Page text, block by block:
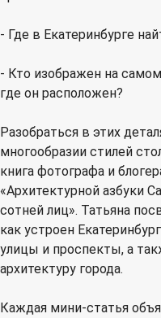
- Где в Екатеринбурге
- Кто изображен на
где он расположен?
Разобраться в этих
многообразии стилей
книга фотографа и
«Архитектурной азбуки
сотней лиц». Татьяна
как устроен
улицы и проспекты, а
архитектуру города.
Каждая мини-статья